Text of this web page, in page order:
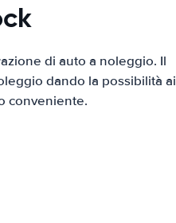
di auto a noleggio. Il
dando la possibilità ai
conveniente.